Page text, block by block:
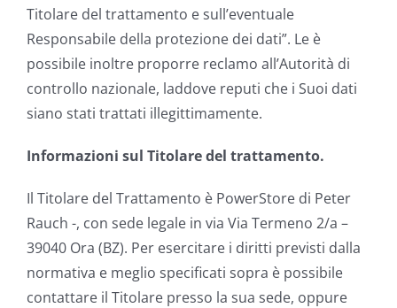
Titolare del trattamento e sull’eventuale
Responsabile della protezione dei dati”. Le è
possibile inoltre proporre reclamo all’Autorità di
controllo nazionale, laddove reputi che i Suoi dati
siano stati trattati illegittimamente.
Informazioni sul Titolare del trattamento.
Il Titolare del Trattamento è PowerStore di Peter
Rauch -, con sede legale in via Via Termeno 2/a –
39040 Ora (BZ). Per esercitare i diritti previsti dalla
normativa e meglio specificati sopra è possibile
contattare il Titolare presso la sua sede, oppure